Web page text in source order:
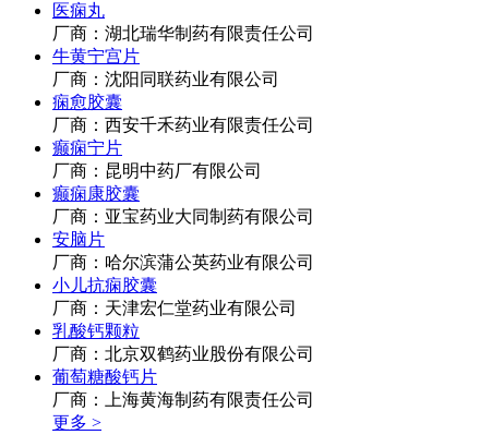
医痫丸
厂商：湖北瑞华制药有限责任公司
牛黄宁宫片
厂商：沈阳同联药业有限公司
痫愈胶囊
厂商：西安千禾药业有限责任公司
癫痫宁片
厂商：昆明中药厂有限公司
癫痫康胶囊
厂商：亚宝药业大同制药有限公司
安脑片
厂商：哈尔滨蒲公英药业有限公司
小儿抗痫胶囊
厂商：天津宏仁堂药业有限公司
乳酸钙颗粒
厂商：北京双鹤药业股份有限公司
葡萄糖酸钙片
厂商：上海黄海制药有限责任公司
更多 >